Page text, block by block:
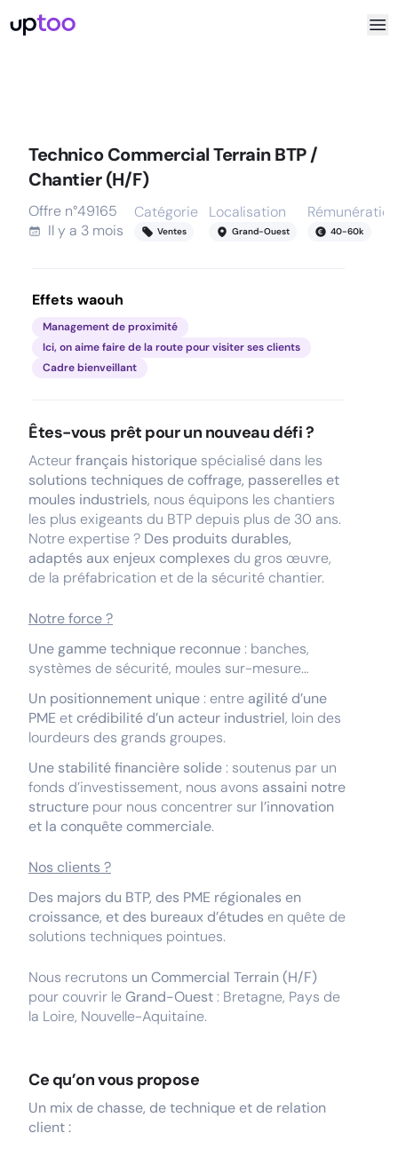
Technico Commercial Terrain BTP /
Chantier (H/F)
Offre n°49165
Il y a 3 mois
Catégorie
Ventes
Localisation
Grand-Ouest
Rémunération
40-60k
Effets waouh
Management de proximité
Ici, on aime faire de la route pour visiter ses clients
Cadre bienveillant
Êtes-vous prêt pour un nouveau défi ?
Acteurfrançais historique spécialisé dans les
solutions techniques de coffrage, passerelles et
moules industriels, nous équipons les chantiers
les plus exigeants du BTP depuis plus de 30 ans.
Notre expertise ? Des produits durables,
adaptés aux enjeux complexes du gros œuvre,
de la préfabrication et de la sécurité chantier.
Notre force ?
Une gamme technique reconnue: banches,
systèmes de sécurité, moules sur-mesure…
Un positionnement unique: entre agilité d’une
PME et crédibilité d’un acteur industriel, loin des
lourdeurs des grands groupes.
Une stabilité financière solide: soutenus par un
fonds d’investissement, nous avons assaini notre
structure pour nous concentrer sur l’innovation
et la conquête commerciale.
Nos clients ?
Des majors du BTP, des PME régionales en
croissance, et des bureaux d’études en quête de
solutions techniques pointues.
Nous recrutons un Commercial Terrain (H/F)
pour couvrir leGrand-Ouest: Bretagne, Pays de
la Loire, Nouvelle-Aquitaine.
Ce qu’on vous propose
Un mix de chasse, de technique et de relation
client :